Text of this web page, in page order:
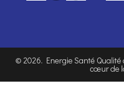
© 2026. Energie Santé
cœur de